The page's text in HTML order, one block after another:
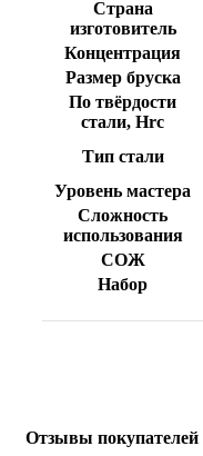
Страна
изготовитель
Концентрация
Размер бруска
По твёрдости
стали, Hrc
Тип стали
Уровень мастера
Сложность
использования
СОЖ
Набор
Отзывы покупателей